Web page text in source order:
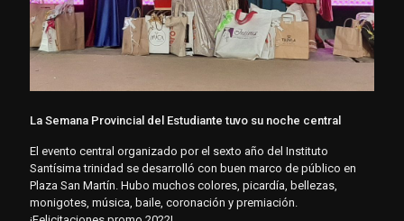
La Semana Provincial del Estudiante tuvo su noche central
El evento central organizado por el sexto año del Instituto
Santísima trinidad se desarrolló con buen marco de público en
Plaza San Martín. Hubo muchos colores, picardía, bellezas,
monigotes, música, baile, coronación y premiación.